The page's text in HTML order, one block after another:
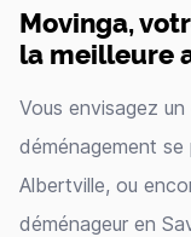
Movinga,
la meilleure
Vous envisagez
déménagement se
Albertville, ou
déménageur en